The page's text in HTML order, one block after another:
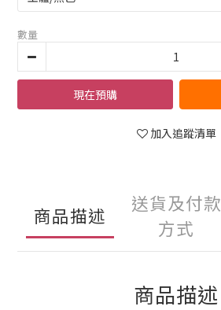
數量
現在預購
加入追蹤清單
商品描述
送貨及付款
方式
商品描述